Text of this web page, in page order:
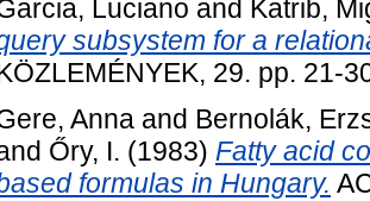
Luciano and Katrib,
subsystem for a
29. pp. 21-
Anna and Bernolák,
Őry, I. (1983) Fatty acid
formulas in Hungary.